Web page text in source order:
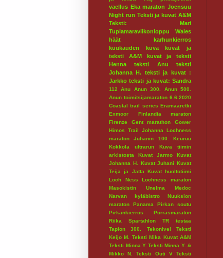
vaellus Eka maraton Joensuu
Night run Teksti ja kuvat A&M
Teksti: Mari
Tuplamaraviikonloppu
Wales
häät
karhunkierros
kuukauden kuva
kuvat ja
teksti A&M
kuvat ja teksti
Henna
teksti Anu
teksti
Johanna H. teksti ja kuvat :
Jarkko teksti ja kuvat: Sandra
112 Anu Anun 300.
Anun 500.
Anun toimitsijamaraton 6.6.2020
Coastal trail series Erämaaretki
Exmoor
Finlandia maraton
Firenze
Gent marathon
Gower
Himos Trail
Johanna Lochness
maraton
Juhanin 100.
Keuruu
Kokkola ultrarun
Kuva tiimin
arkistosta
Kuvat Jarmo
Kuvat
Johanna H.
Kuvat Juhani Kuvat
Teija ja Jatta
Kuvat huoltotiimi
Loch Ness
Lochness maraton
Masokistin Unelma
Medoc
Narvan kyläbistro
Nuuksion
maraton
Panama
Pirkan soutu
Pirkankierros
Porrasmaraton
Riika
Spartahlon
TR testaa
Tapion 300.
Tekonivel
Teksti
Keijo M.
Teksti Mika Kuvat A&M
Teksti Minna Y Teksti Minna Y. &
Mikko N.
Teksti Outi V
Teksti